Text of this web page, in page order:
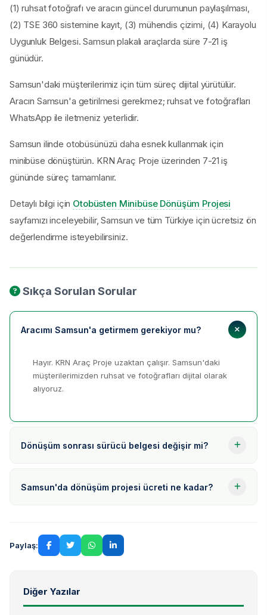
(1) ruhsat fotoğrafı ve aracın güncel durumunun paylaşılması,
(2) TSE 360 sistemine kayıt, (3) mühendis çizimi, (4) Karayolu
Uygunluk Belgesi. Samsun plakalı araçlarda süre 7-21 iş
günüdür.
Samsun'daki müşterilerimiz için tüm süreç dijital yürütülür.
Aracın Samsun'a getirilmesi gerekmez; ruhsat ve fotoğrafları
WhatsApp ile iletmeniz yeterlidir.
Samsun ilinde otobüsünüzü daha esnek kullanmak için
minibüse dönüştürün. KRN Araç Proje üzerinden 7-21 iş
gününde süreç tamamlanır.
Detaylı bilgi için Otobüsten Minibüse Dönüşüm Projesi
sayfamızı inceleyebilir, Samsun ve tüm Türkiye için ücretsiz ön
değerlendirme isteyebilirsiniz.
Sıkça Sorulan Sorular
Aracımı Samsun'a getirmem gerekiyor mu?
Hayır. KRN Araç Proje uzaktan çalışır. Samsun'daki
müşterilerimizden ruhsat ve fotoğrafları dijital olarak
alıyoruz.
Dönüşüm sonrası sürücü belgesi değişir mi?
Samsun'da dönüşüm projesi ücreti ne kadar?
Paylaş:
Diğer Yazılar